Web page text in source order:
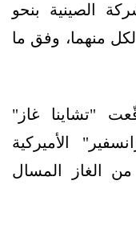
الصينية بنحو
منهما، وفق ما
(2022)، وقّعت "تشاينا غاز"
الأميركية
طن من الغاز المسال